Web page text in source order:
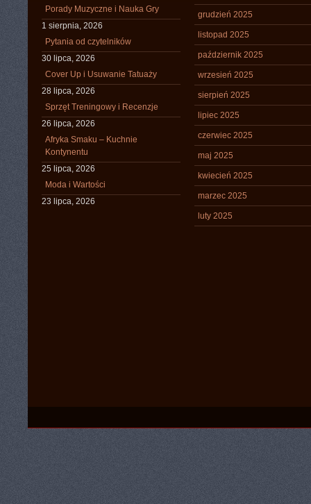
Porady Muzyczne i Nauka Gry
1 sierpnia, 2026
Pytania od czytelników
30 lipca, 2026
Cover Up i Usuwanie Tatuaży
28 lipca, 2026
Sprzęt Treningowy i Recenzje
26 lipca, 2026
Afryka Smaku – Kuchnie
Kontynentu
25 lipca, 2026
Moda i Wartości
23 lipca, 2026
grudzień 2025
listopad 2025
październik 2025
wrzesień 2025
sierpień 2025
lipiec 2025
czerwiec 2025
maj 2025
kwiecień 2025
marzec 2025
luty 2025